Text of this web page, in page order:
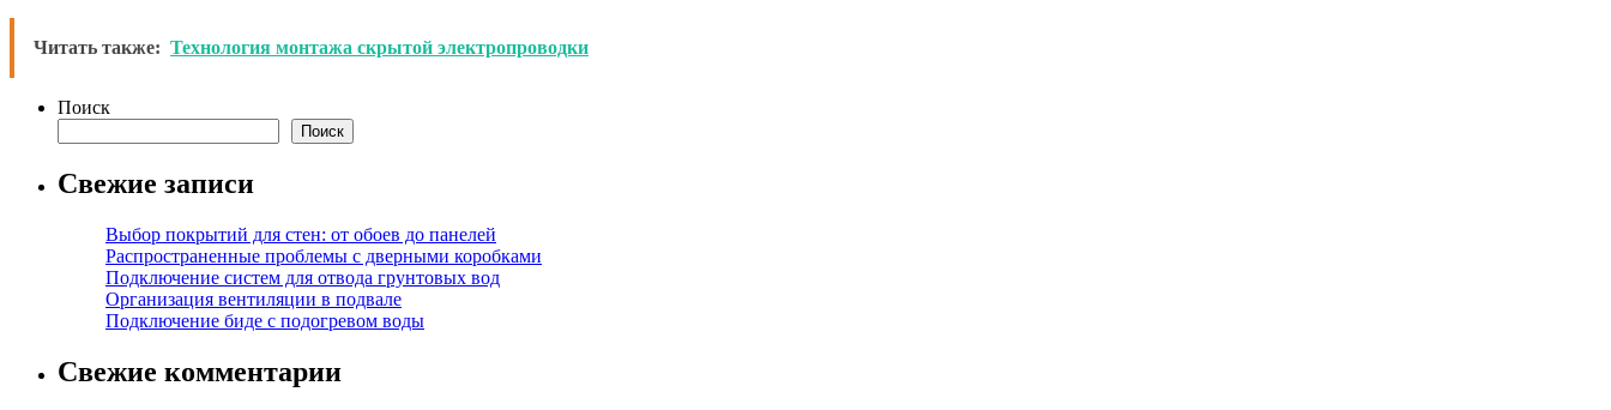
Читать также: Технология монтажа скрытой электропроводки
Поиск
Поиск
Свежие записи
Выбор покрытий для стен: от обоев до панелей
Распространенные проблемы с дверными коробками
Подключение систем для отвода грунтовых вод
Организация вентиляции в подвале
Подключение биде с подогревом воды
Свежие комментарии